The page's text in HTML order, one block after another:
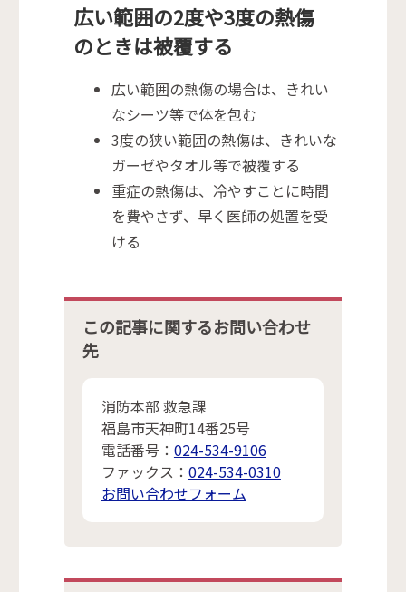
広い範囲の2度や3度の熱傷
のときは被覆する
広い範囲の熱傷の場合は、きれい
なシーツ等で体を包む
3度の狭い範囲の熱傷は、きれいな
ガーゼやタオル等で被覆する
重症の熱傷は、冷やすことに時間
を費やさず、早く医師の処置を受
ける
この記事に関するお問い合わせ
先
消防本部 救急課
福島市天神町14番25号
電話番号： 024-534-9106
ファックス： 024-534-0310
お問い合わせフォーム